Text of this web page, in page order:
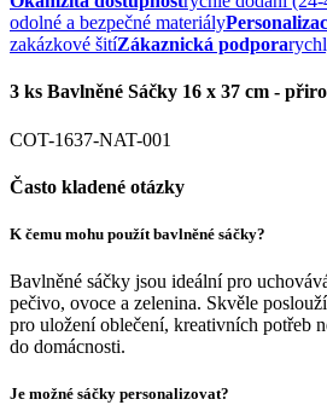
odolné a bezpečné materiály
zakázkové šitíZákaznická podpora
3 ks Bavlněné Sáčky 16 x 37 cm -
COT-1637-NAT-001
Často kladené otázky
K čemu mohu použít bavlněné sáčky?
Bavlněné sáčky jsou ideální pro
pečivo, ovoce a zelenina. Skvěle
pro uložení oblečení, kreativních potřeb
do domácnosti.
Je možné sáčky personalizovat?